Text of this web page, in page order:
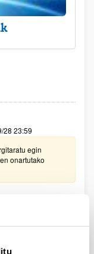
28 23:59
egin
onartutako
"
28 23:59